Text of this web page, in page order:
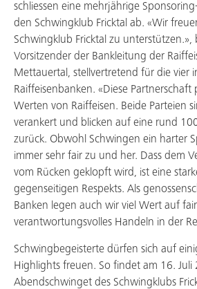
schliessen eine mehrjährige
den Schwingklub Fricktal ab. «Wir
Schwingklub Fricktal zu unterstützen.»,
Vorsitzender der Bankleitung der
Mettauertal, stellvertretend für die vier
Raiffeisenbanken. «Diese
Werten von Raiffeisen. Beide Parteien
verankert und blicken auf eine rund
zurück. Obwohl Schwingen ein harter
immer sehr fair zu und her. Dass dem
vom Rücken geklopft wird, ist eine
gegenseitigen Respekts. Als
Banken legen auch wir viel Wert auf
verantwortungsvolles Handeln in der
Schwingbegeisterte dürfen sich auf
Highlights freuen. So findet am 16. Juli
Abendschwinget des Schwingklubs